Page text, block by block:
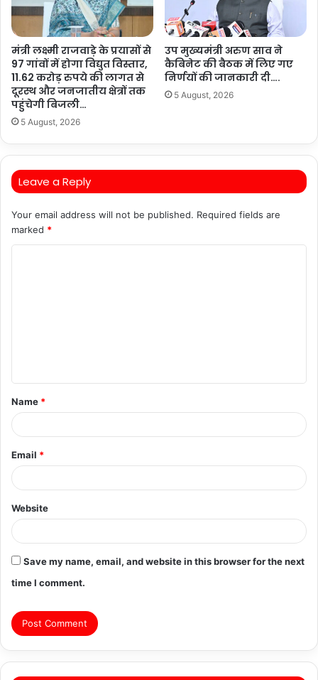
मंत्री लक्ष्मी राजवाड़े के प्रयासों से
97 गांवों में होगा विद्युत विस्तार,
11.62 करोड़ रुपये की लागत से
दूरस्थ और जनजातीय क्षेत्रों तक
पहुंचेगी बिजली…
5 August, 2026
उप मुख्यमंत्री अरुण साव ने
कैबिनेट की बैठक में लिए गए
निर्णयों की जानकारी दी….
5 August, 2026
Leave a Reply
Your email address will not be published. Required fields are
marked *
t
*
Name *
Email *
Website
Save my name, email, and website in this browser for the next
time I comment.